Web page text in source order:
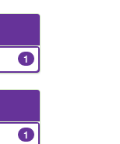
1
1